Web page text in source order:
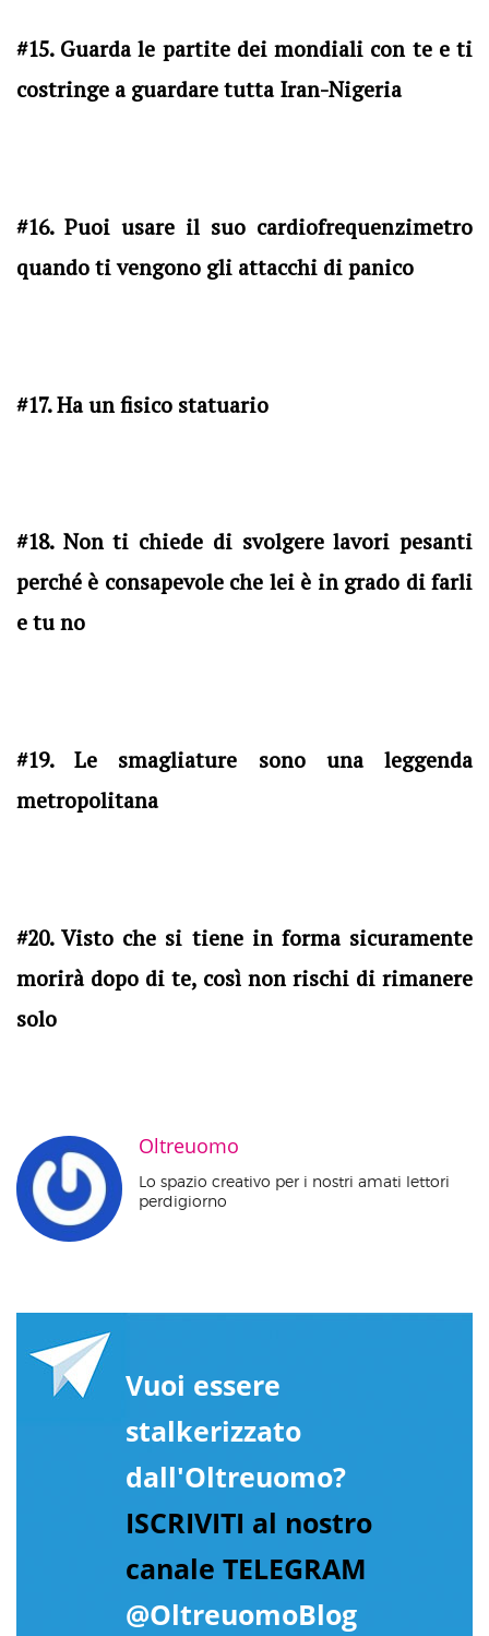
#15. Guarda le partite dei mondiali con te e ti
costringe a guardare tutta Iran-Nigeria
#16. Puoi usare il suo cardiofrequenzimetro
quando ti vengono gli attacchi di panico
#17. Ha un fisico statuario
#18. Non ti chiede di svolgere lavori pesanti
perché è consapevole che lei è in grado di farli
e tu no
#19. Le smagliature sono una leggenda
metropolitana
#20. Visto che si tiene in forma sicuramente
morirà dopo di te, così non rischi di rimanere
solo
Oltreuomo
Lo spazio creativo per i nostri amati lettori
perdigiorno
Vuoi essere
stalkerizzato
dall'Oltreuomo?
ISCRIVITI al nostro
canale TELEGRAM
@OltreuomoBlog